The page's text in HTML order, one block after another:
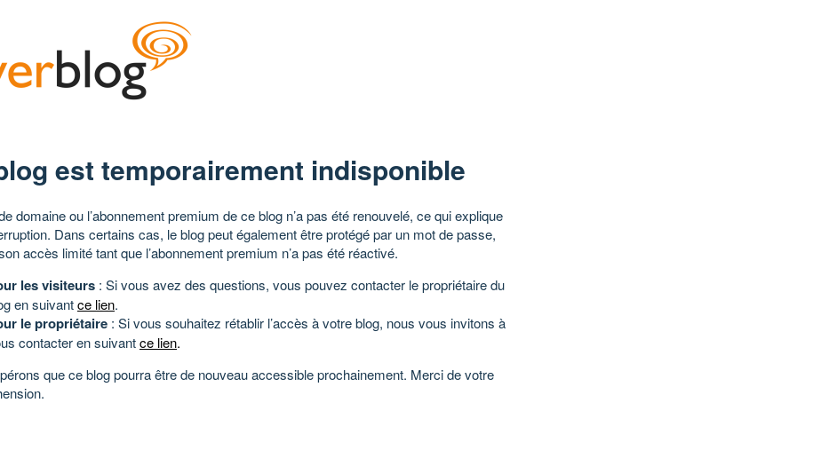
est temporairement indisponible
domaine ou l’abonnement premium de ce blog n’a pas été renouvelé, ce qui explique
Dans certains cas, le blog peut également être protégé par un mot de passe,
accès limité tant que l’abonnement premium n’a pas été réactivé.
les visiteurs : Si vous avez des questions, vous pouvez contacter le propriétaire du
en suivantce lien.
le propriétaire : Si vous souhaitez rétablir l’accès à votre blog, nous vous invitons à
contacter en suivantce lien.
que ce blog pourra être de nouveau accessible prochainement. Merci de votre